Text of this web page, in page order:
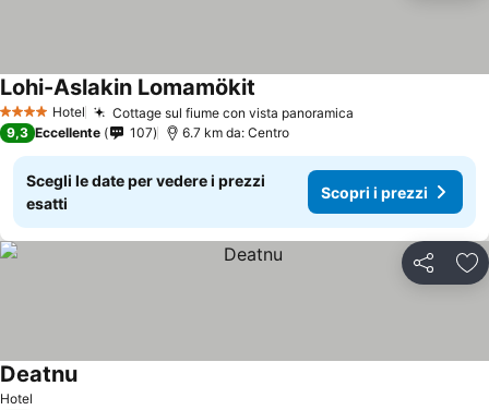
4 Stelle Hotel Cottage sul fiume con vista panoramica
Lohi-Aslakin Lomamökit
9,3 Eccellente 107 6.7 km da: Centro
Scegli le date per vedere i prezzi
esatti
Scopri i prezzi
Condividi
Hotel
Deatnu